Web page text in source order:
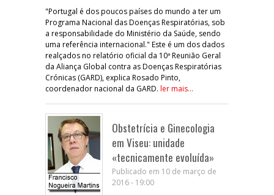
"Portugal é dos poucos países do mundo a ter um
Programa Nacional das Doenças Respiratórias, sob
a responsabilidade do Ministério da Saúde, sendo
uma referência internacional." Este é um dos dados
realçados no relatório oficial da 10ª Reunião Geral
da Aliança Global contra as Doenças Respiratórias
Crónicas (GARD), explica Rosado Pinto,
coordenador nacional da GARD. ler mais...
Obstetrícia e Ginecologia
em Viseu: unidade
«tecnicamente evoluída»
Publicado em 10 de março de
2016 - 19:00